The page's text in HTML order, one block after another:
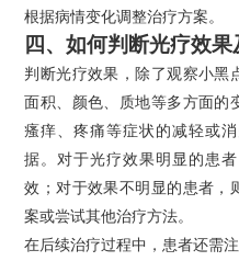
根据病情变化调整治疗方案。
四、如何判断光疗效
判断光疗效果，除了观察小黑
面积、颜色、质地等多方面的
瘙痒、疼痛等症状的减轻或
据。对于光疗效果明显的患
效；对于效果不明显的患者，
案或尝试其他治疗方法。
在后续治疗过程中，患者还需